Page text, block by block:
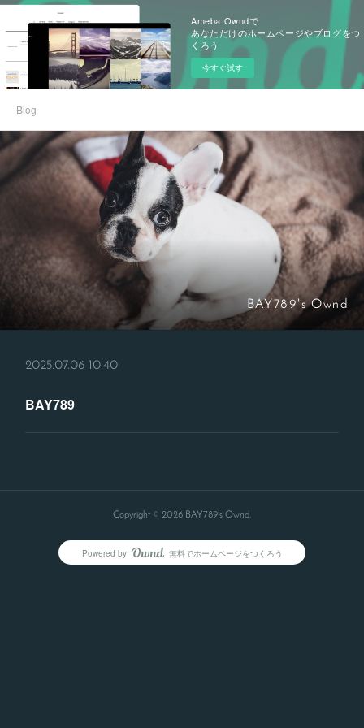
Ameba Owndで
あなただけのホームページやブログをつ
くろう
今すぐ試す
Blog
BAY789's Ownd
2025.07.06 10:40
BAY789
Copyright © 2026 BAY789's Ownd.
Powered by AmebaOwnd
無料でホームページをつくろう